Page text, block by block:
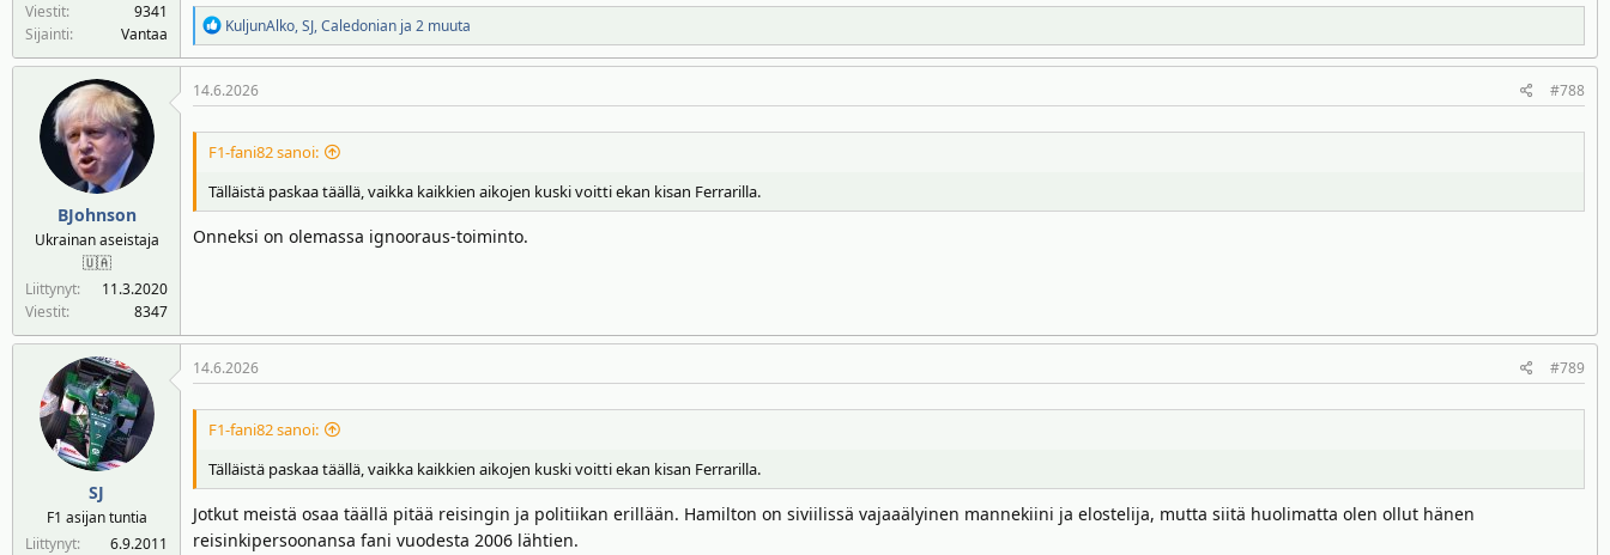
Viestit
9341
Sijainti
Vantaa
R
e
a
k
i
o
t
:
KuljunAlko,SJ,Caledonian ja 2 muuta
BJohnson
Ukrainan aseistaja
🇺🇦
Liittynyt
11.3.2020
Viestit
8347
14.6.2026 #788
F1-fani82 sanoi:
Tälläistä paskaa täällä, vaikka kaikkien aikojen kuski voitti ekan kisan Ferrarilla.
Onneksi on olemassa ignooraus-toiminto.
SJ
F1 asijan tuntia
Liittynyt
6.9.2011
14.6.2026 #789
F1-fani82 sanoi:
Tälläistä paskaa täällä, vaikka kaikkien aikojen kuski voitti ekan kisan Ferrarilla.
Jotkut meistä osaa täällä pitää reisingin ja politiikan erillään. Hamilton on siviilissä vajaaälyinen mannekiini ja elostelija, mutta siitä huolimatta olen ollut hänen
reisinkipersoonansa fani vuodesta 2006 lähtien.